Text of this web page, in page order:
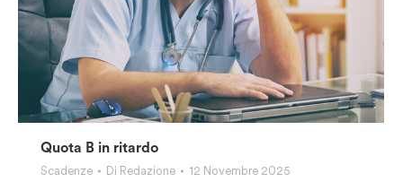
Quota B in ritardo
Scadenze Di Redazione 12 Novembre 2025